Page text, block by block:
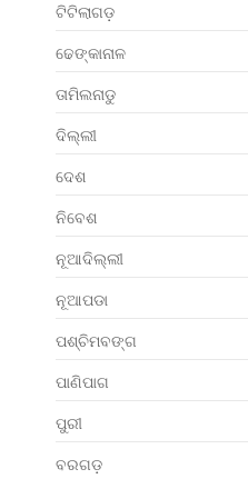
ଟିଟିଲାଗଡ଼
ଢେଙ୍କାନାଳ
ତାମିଲନାଡୁ
ଦିଲ୍ଲୀ
ଦେଶ
ନିବେଶ
ନୂଆଦିଲ୍ଲୀ
ନୂଆପଡା
ପଶ୍ଚିମବଙ୍ଗ
ପାଣିପାଗ
ପୁରୀ
ବରଗଡ଼